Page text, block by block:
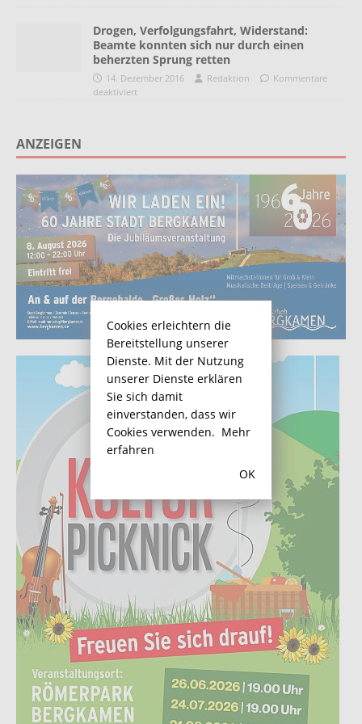
Drogen, Verfolgungsfahrt, Widerstand:
Beamte konnten sich nur durch einen
beherzten Sprung retten
14. Dezember 2016 Redaktion
Kommentare
deaktiviert
ANZEIGEN
Cookies erleichtern die
Bereitstellung unserer
Dienste. Mit der Nutzung
unserer Dienste erklären
Sie sich damit
einverstanden, dass wir
Cookies verwenden. Mehr
erfahren
OK